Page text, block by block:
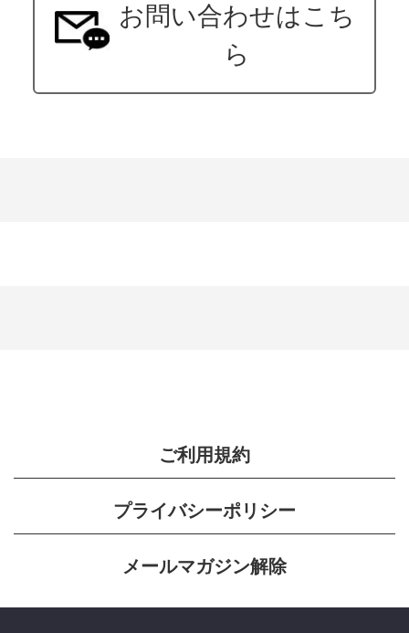
お問い合わせはこち
ら
ご利用規約
プライバシーポリシー
メールマガジン解除